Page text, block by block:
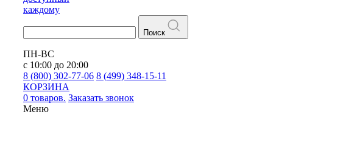
каждому
Поиск
ПН-ВС
с 10:00 до 20:00
8 (800) 302-77-06 8 (499) 348-15-11
КОРЗИНА
0 товаров. Заказать звонок
Меню